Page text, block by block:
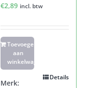
€2,89 incl. btw
Toevoegen
aan
winkelwagen
Details
Merk: